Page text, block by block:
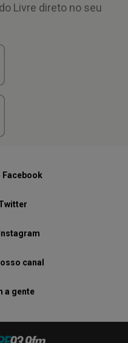
Livre direto no seu
Facebook
canal
a gente